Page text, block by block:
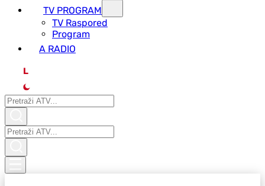
TV PROGRAM
ТV Raspored
Program
A RADIO
L